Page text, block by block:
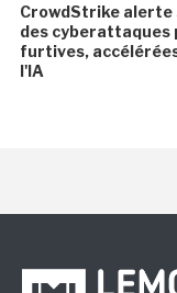
CrowdStrike alerte
des cyberattaques
furtives,
l'IA